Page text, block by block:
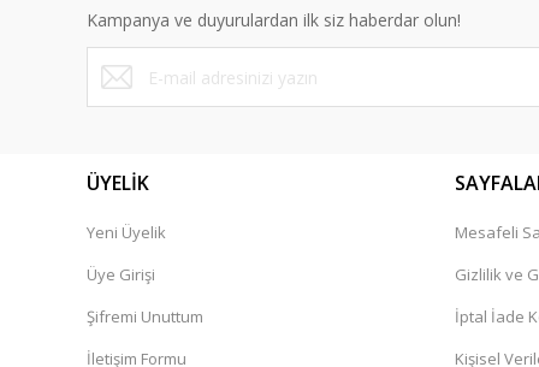
Ürün bilgilerinde hatalar bulunuyor.
Ürün fiyatı diğer sitelerden daha pahalı.
Bu ürüne benzer farklı alternatifler olmalı.
Kampanya ve duyurulardan ilk siz haberdar olun!
ÜYELİK
Yeni Üyelik
Üye Girişi
Şifremi Unuttum
İletişim Formu
Mesafeli
Gizlilik ve
İptal İade
Kişisel